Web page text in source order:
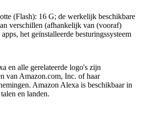
(Flash): 16 G; de werkelijk beschikbare
verschillen (afhankelijk van (vooraf)
het geïnstalleerde besturingssysteem
en alle gerelateerde logo's zijn
van Amazon.com, Inc. of haar
Amazon Alexa is beschikbaar in
en landen.